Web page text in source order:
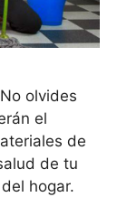
olvides
el
de
de tu
hogar.